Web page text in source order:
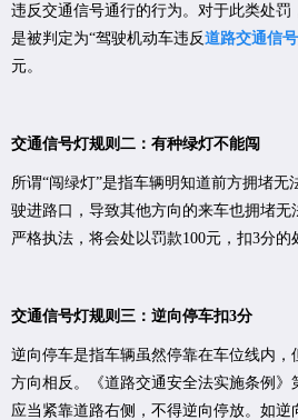
违反交通信号通行的行为。对于此类处
是被判定为“驾驶机动车违反道路交通信
元。
交通信号灯规则二：有种绿灯不能闯
所谓“闯绿灯”是指车辆明知道前方拥堵无
驶进路口，导致其他方向的来车也拥堵
严格执法，将会处以罚款100元，扣3分的
交通信号灯规则三：逆向停车扣3分
逆向停车是指车辆虽然停靠在车位线内，
方向相反。《道路交通安全法实施条例
应当紧靠道路右侧，不得逆向停放。如